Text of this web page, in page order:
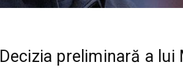
Decizia preliminară a lui